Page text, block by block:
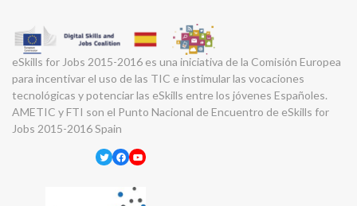
eSkills for Jobs 2015-2016 es una iniciativa de la Comisión Europea
para incentivar el uso de las TIC e instimular las vocaciones
tecnológicas y potenciar las eSkills entre los jóvenes Españoles.
AMETIC y FTI son el Punto Nacional de Encuentro de eSkills for
Jobs 2015-2016 Spain
Twitter
Facebook
YouTube